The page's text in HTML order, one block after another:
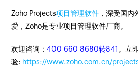
Zoho Projects项目管理软件 ，深受国
爱，Zoho是专业项目管理软件厂商。
欢迎咨询：400-660-8680转841 。立
验: https://www.zoho.com.cn/